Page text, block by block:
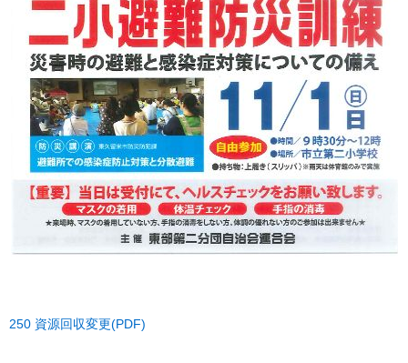
250 資源回収変更(PDF)